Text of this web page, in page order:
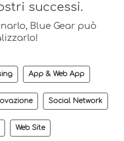
successi.
Blue Gear può
App & Web App
Social Network
Web Site